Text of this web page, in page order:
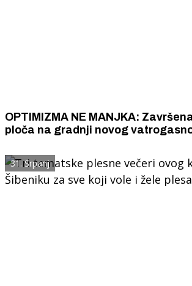
OPTIMIZMA NE MANJKA:
ploča na gradnji novog
31. Srpanj